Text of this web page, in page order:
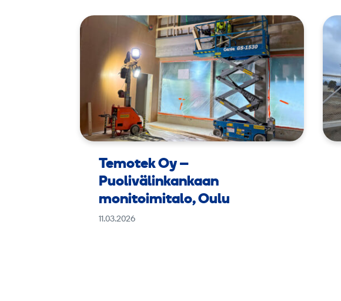
Temotek Oy –
Puolivälinkankaan
monitoimitalo, Oulu
11.03.2026